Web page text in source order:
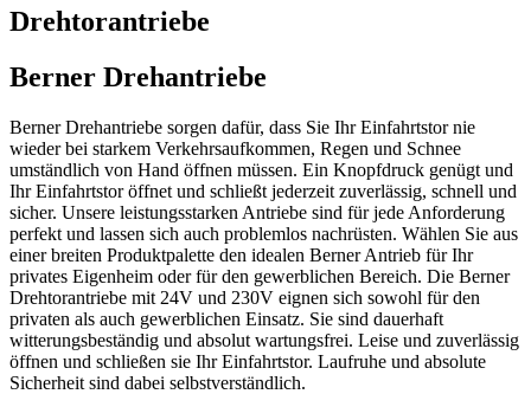
Drehtorantriebe
Berner Drehantriebe
Berner Drehantriebe sorgen dafür, dass Sie Ihr Einfahrtstor nie
wieder bei starkem Verkehrsaufkommen, Regen und Schnee
umständlich von Hand öffnen müssen. Ein Knopfdruck genügt und
Ihr Einfahrtstor öffnet und schließt jederzeit zuverlässig, schnell und
sicher. Unsere leistungsstarken Antriebe sind für jede Anforderung
perfekt und lassen sich auch problemlos nachrüsten. Wählen Sie aus
einer breiten Produktpalette den idealen Berner Antrieb für Ihr
privates Eigenheim oder für den gewerblichen Bereich. Die Berner
Drehtorantriebe mit 24V und 230V eignen sich sowohl für den
privaten als auch gewerblichen Einsatz. Sie sind dauerhaft
witterungsbeständig und absolut wartungsfrei. Leise und zuverlässig
öffnen und schließen sie Ihr Einfahrtstor. Laufruhe und absolute
Sicherheit sind dabei selbstverständlich.